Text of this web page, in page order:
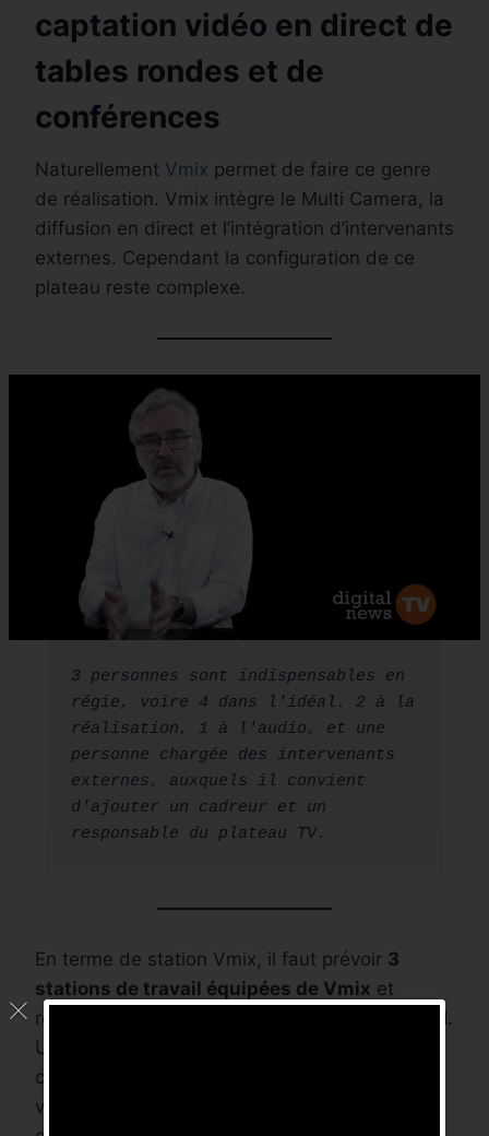
captation vidéo en direct de
tables rondes et de
conférences
Naturellement Vmix permet de faire ce genre
de réalisation. Vmix intègre le Multi Camera, la
diffusion en direct et l’intégration d’intervenants
externes. Cependant la configuration de ce
plateau reste complexe.
3 personnes sont indispensables en
régie, voire 4 dans l'idéal. 2 à la
réalisation, 1 à l'audio, et une
personne chargée des intervenants
externes, auxquels il convient
d'ajouter un cadreur et un
responsable du plateau TV.
En terme de station Vmix, il faut prévoir 3
stations de travail équipées de Vmix et
reliées par réseau ethernet via le protocole NDI.
Une attention particulière doit être portée à la
configuration du réseau (1go) et la passerelle
vers internet dont le débit ascendant et